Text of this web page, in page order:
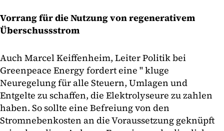
Vorrang für die Nutzung von regenerativem
Überschussstrom
Auch Marcel Keiffenheim, Leiter Politik bei
Greenpeace Energy fordert eine " kluge
Neuregelung für alle Steuern, Umlagen und
Entgelte zu schaffen, die Elektrolyseure zu zahlen
haben. So sollte eine Befreiung von den
Stromnebenkosten an die Voraussetzung geknüpft